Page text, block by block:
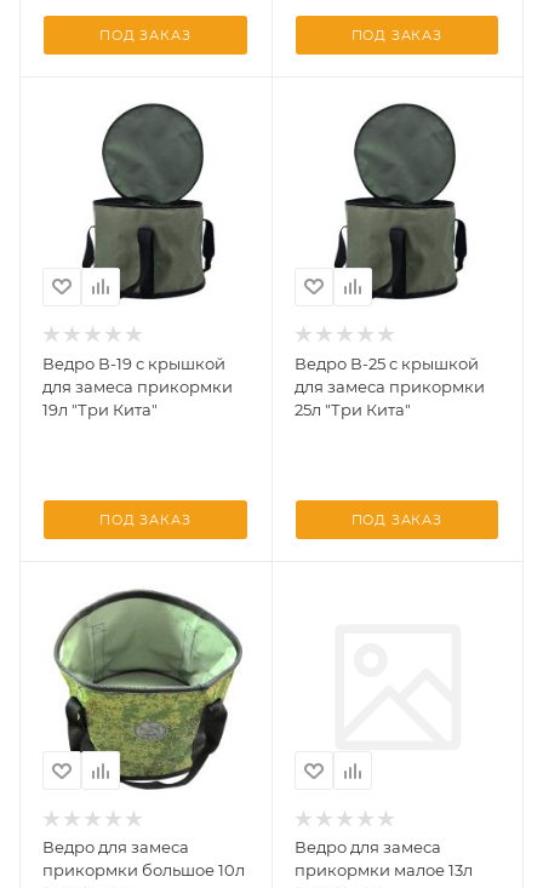
ПОД ЗАКАЗ ПОД ЗАКАЗ
Ведро В-19 с крышкой
для замеса прикормки
19л "Три Кита"
ПОД ЗАКАЗ
Ведро В-25 с крышкой
для замеса прикормки
25л "Три Кита"
ПОД ЗАКАЗ
Ведро для замеса
прикормки большое 10л
Ведро для замеса
прикормки малое 13л